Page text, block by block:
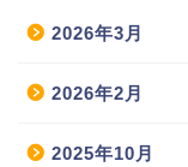
2026年3月
2026年2月
2025年10月